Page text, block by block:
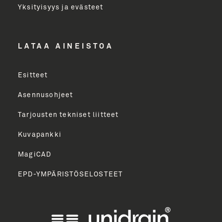
LÄHETÄ
Yksityisyys ja evästeet
LATAA AINEISTOA
Esitteet
Asennusohjeet
Tarjousten tekniset liitteet
Kuvapankki
MagiCAD
EPD-YMPÄRISTÖSELOSTEET